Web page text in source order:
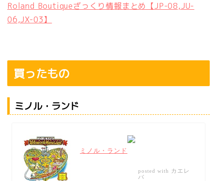
Roland Boutiqueざっくり情報まとめ【JP-08,JU-
06,JX-03】
買ったもの
ミノル・ランド
ミノル・ランド
posted with カエレ
バ